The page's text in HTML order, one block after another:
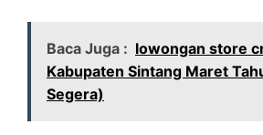
Baca Juga : lowongan store
Kabupaten Sintang Maret
Segera)